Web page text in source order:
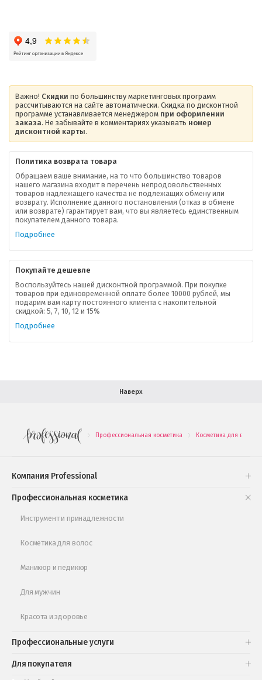
Важно! Скидки по большинству маркетинговых программ
рассчитываются на сайте автоматически. Скидка по дисконтной
программе устанавливается менеджером при оформлении
заказа. Не забывайте в комментариях указывать номер
дисконтной карты.
Политика возврата товара
Обращаем ваше внимание, на то что большинство товаров
нашего магазина входит в перечень непродовольственных
товаров надлежащего качества не подлежащих обмену или
возврату. Исполнение данного постановления (отказ в обмене
или возврате) гарантирует вам, что вы являетесь единственным
покупателем данного товара.
Подробнее
Покупайте дешевле
Воспользуйтесь нашей дисконтной программой. При покупке
товаров при единовременной оплате более 10000 рублей, мы
подарим вам карту постоянного клиента с накопительной
скидкой: 5, 7, 10, 12 и 15%
Подробнее
Наверх
. Профессиональная косметика . Косметика для волос
Компания Professional
О компании
Контактная информация
Доставка
В помощь покупателю
Форма обратной связи
Профессиональная косметика
Инструмент и принадлежности
Косметика для волос
Маникюр и педикюр
Для мужчин
Красота и здоровье
Профессиональные услуги
Для покупателя
Подарочные наборы
Обучающее видео